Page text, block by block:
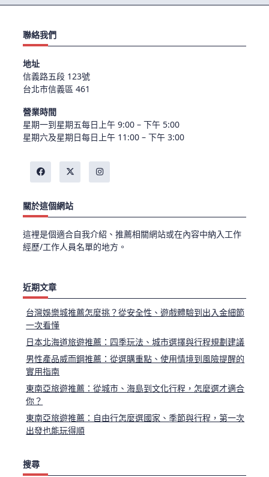
聯絡我們
地址
信義路五段 123號
台北市信義區 461
營業時間
星期一到星期五每日上午 9:00 – 下午 5:00
星期六及星期日每日上午 11:00 – 下午 3:00
關於這個網站
這裡是個適合自我介紹、推薦相關網站或在內容中納入工作
經歷/工作人員名單的地方。
近期文章
台灣娛樂城推薦怎麼挑？從安全性、遊戲體驗到出入金細節
一次看懂
日本北海道旅遊推薦：四季玩法、城市選擇與行程規劃建議
男性產品威而鋼推薦：從選購重點、使用情境到風險提醒的
實用指南
東南亞旅遊推薦：從城市、海島到文化行程，怎麼選才適合
你？
東南亞旅遊推薦：自由行怎麼選國家、季節與行程，第一次
出發也能玩得順
搜尋